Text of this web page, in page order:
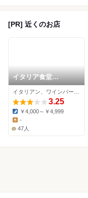
[PR] 近くのお店
イタリア食堂
Shimaneko
3.25
Dinner:
￥4,000～￥4,999
Lunch:
-
47人